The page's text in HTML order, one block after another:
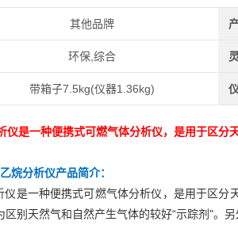
其他品牌
环保,综合
带箱子7.5kg(仪器1.36kg)
仪是一种便携式可燃气体分析仪，是用于区分
烷分析仪产品简介：
仪是一种便携式可燃气体分析仪，是用于区
别天然气和自然产生气体的较好“示踪剂"。